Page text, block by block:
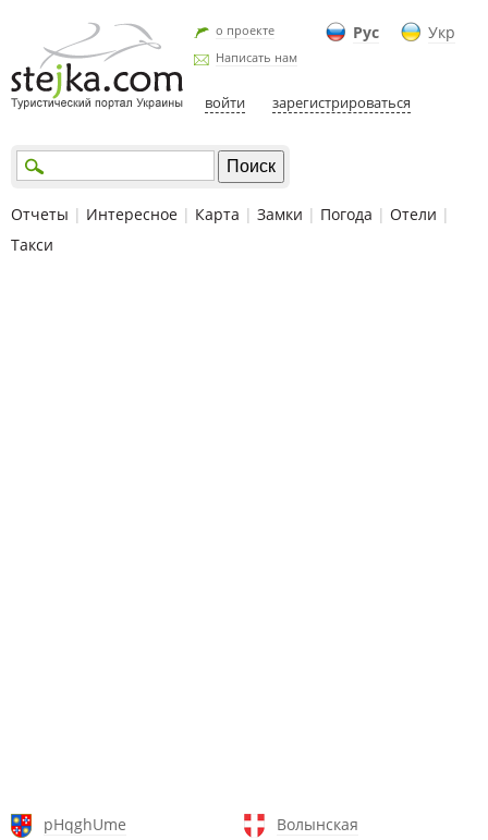
Рус Укр
о проекте
Написать нам
войти зарегистрироваться
Отчеты | Интересное | Карта | Замки | Погода | Отели |
Такси
pHqghUme
Волынская